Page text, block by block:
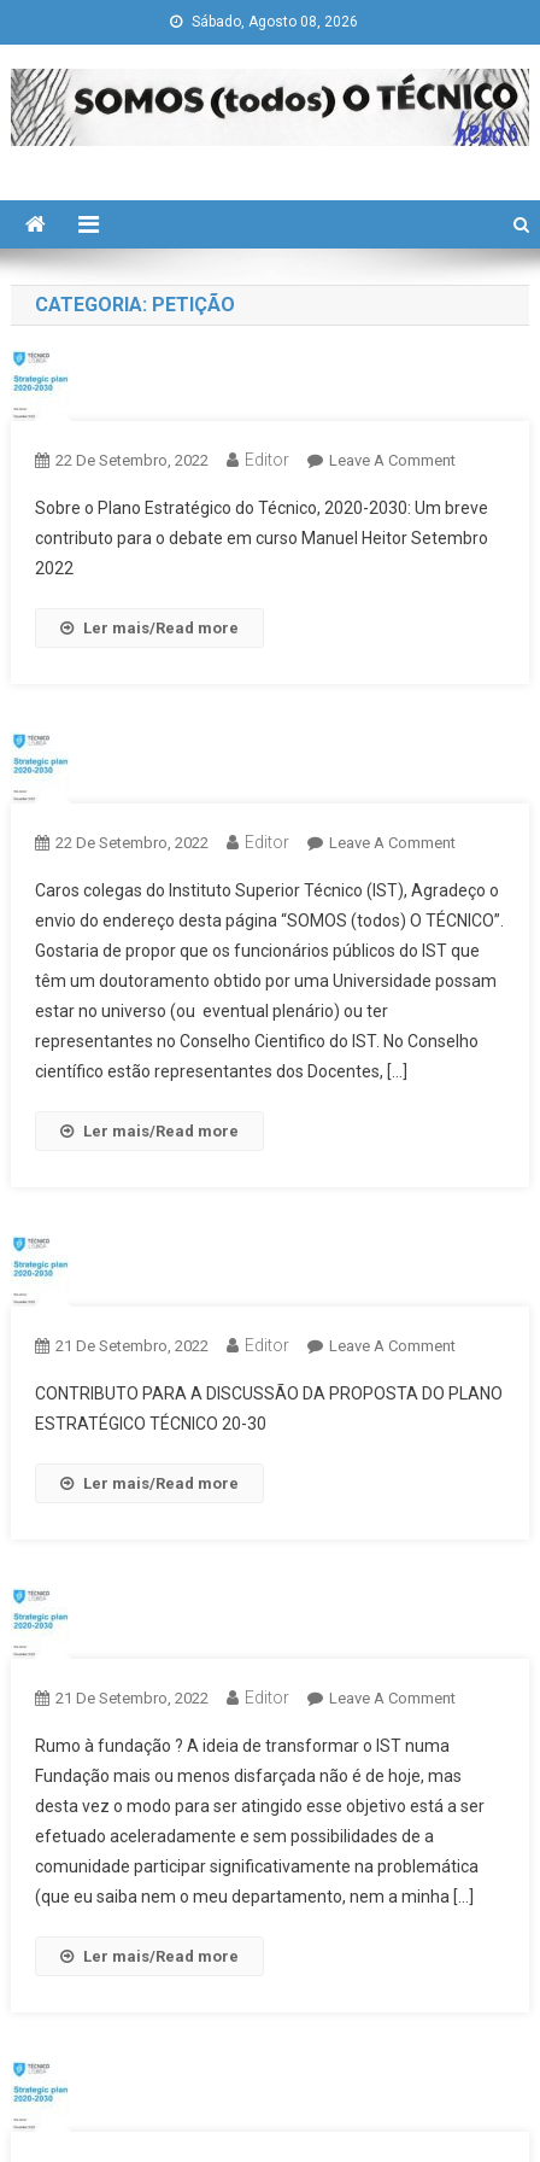
to
content
Sábado, Agosto 08, 2026
CATEGORIA: PETIÇÃO
22 De Setembro, 2022 Editor Leave A CommentOn
Estratégico
–
Sobre o Plano Estratégico do Técnico, 2020-2030: Um breve
contributo para o debate em curso Manuel Heitor Setembro
2022
Ler mais/Read more
22 De Setembro, 2022 Editor Leave A CommentOn
Estratégico
–
Manuel
Alonso
Caros colegas do Instituto Superior Técnico (IST), Agradeço o
envio do endereço desta página “SOMOS (todos) O TÉCNICO”.
Gostaria de propor que os funcionários públicos do IST que
têm um doutoramento obtido por uma Universidade possam
estar no universo (ou eventual plenário) ou ter
representantes no Conselho Cientifico do IST. No Conselho
científico estão representantes dos Docentes, […]
Ler mais/Read more
21 De Setembro, 2022 Editor Leave A CommentOn
Estratégico
CONTRIBUTO PARA A DISCUSSÃO DA PROPOSTA DO PLANO
ESTRATÉGICO TÉCNICO 20-30
Ler mais/Read more
21 De Setembro, 2022 Editor Leave A CommentOn
–
José
L.
Silva
Rumo à fundação ? A ideia de transformar o IST numa
Fundação mais ou menos disfarçada não é de hoje, mas
desta vez o modo para ser atingido esse objetivo está a ser
efetuado aceleradamente e sem possibilidades de a
comunidade participar significativamente na problemática
(que eu saiba nem o meu departamento, nem a minha […]
Ler mais/Read more